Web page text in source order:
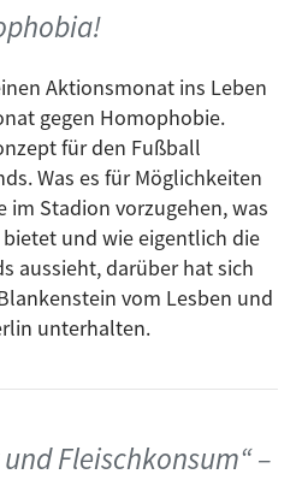
Aktionsmonat ins Leben
gegen Homophobie.
für den Fußball
Was es für Möglichkeiten
im Stadion vorzugehen, was
und wie eigentlich die
aussieht, darüber hat sich
vom Lesben und
unterhalten.
Fleischkonsum“ –